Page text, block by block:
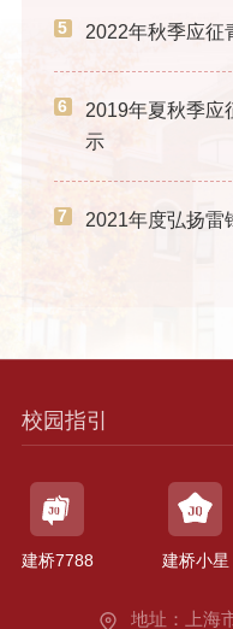
5 2022年秋季应征
6
2019年夏秋季应
示
7 2021年度弘扬雷
地址：上海
校园指引
建桥7788 建桥小星